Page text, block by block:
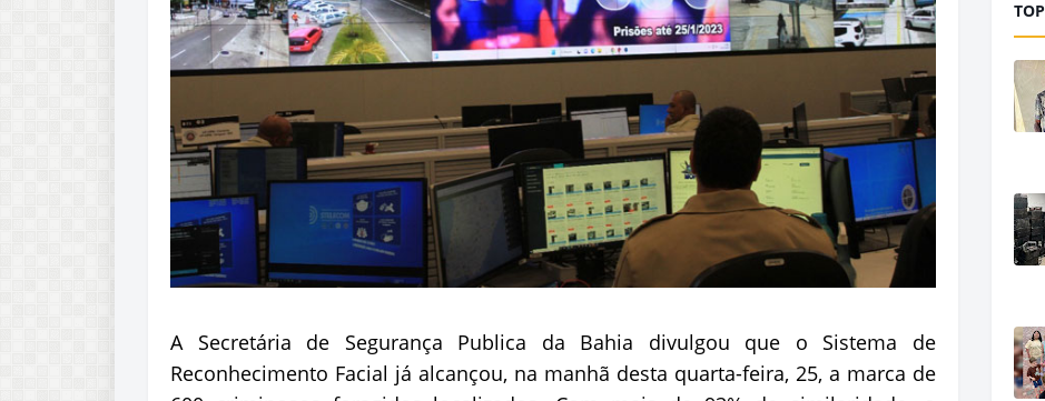
A Secretária de Segurança Publica da Bahia divulgou que o Sistema de
Reconhecimento Facial já alcançou, na manhã desta quarta-feira, 25, a marca de